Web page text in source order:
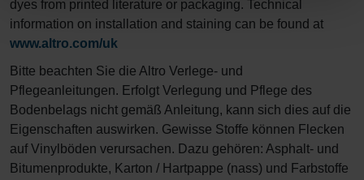
dyes from printed literature or packaging. Technical
information on installation and staining can be found at
www.altro.com/uk
Bitte beachten Sie die Altro Verlege- und
Pflegeanleitungen. Erfolgt Verlegung und Pflege des
Bodenbelags nicht gemäß Anleitung, kann sich dies auf die
Eigenschaften auswirken. Gewisse Stoffe können Flecken
auf Vinylböden verursachen. Dazu gehören: Asphalt- und
Bitumenprodukte, Karton / Hartpappe (nass) und Farbstoffe